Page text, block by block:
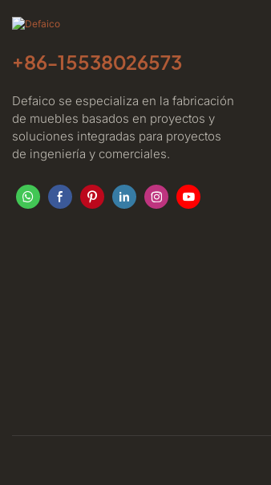
+86-15538026573
Defaico se especializa en la fabricación
de muebles basados ​​en proyectos y
soluciones integradas para proyectos
de ingeniería y comerciales.